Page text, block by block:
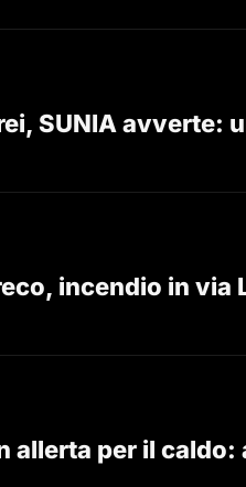
SUNIA
incendio in via
allerta per il